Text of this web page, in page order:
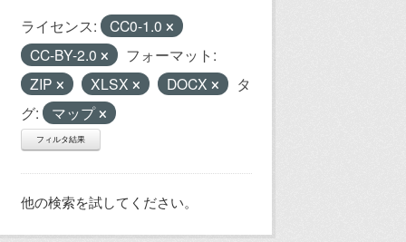
ライセンス:
CC0-1.0
CC-BY-2.0
フォーマット:
ZIP
XLSX DOCX
タ
グ:
マップ
フィルタ結果
他の検索を試してください。